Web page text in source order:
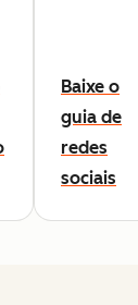
Baixe o
guia de
redes
sociais